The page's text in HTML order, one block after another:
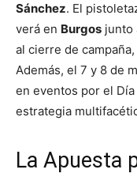
Sánchez. El
verá en Burgos junto
al cierre de
Además, el 7 y 8 de
en eventos por el
estrategia
La Apuesta